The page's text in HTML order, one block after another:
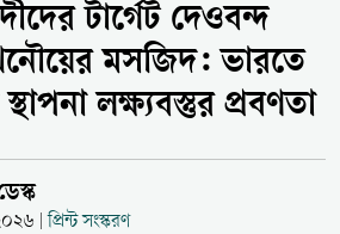
টার্গেট দেওবন্দ
মসজিদ: ভারতে
লক্ষ্যবস্তুর প্রবণতা
প্রিন্ট সংস্করণ